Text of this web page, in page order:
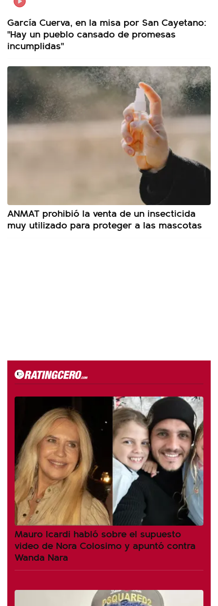
García Cuerva, en la misa por San Cayetano:
"Hay un pueblo cansado de promesas
incumplidas"
ANMAT prohibió la venta de un insecticida
muy utilizado para proteger a las mascotas
Mauro Icardi habló sobre el supuesto
video de Nora Colosimo y apuntó contra
Wanda Nara